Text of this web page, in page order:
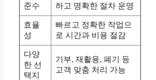
준수
하고 명확한 절차 운영
효율
성
빠르고 정확한 작업으
로 시간과 비용 절감
다양
한 선
택지
기부, 재활용, 폐기 등
고객 맞춤 처리 가능